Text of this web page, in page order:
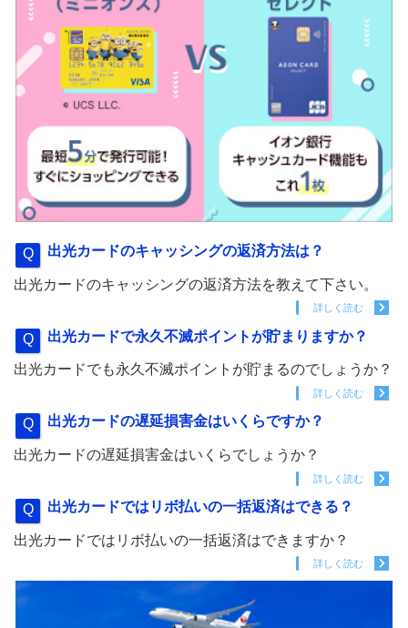
出光カードのキャッシングの返済方法は？
出光カードのキャッシングの返済方法を教えて下さい。
詳しく読む
出光カードで永久不滅ポイントが貯まりますか？
出光カードでも永久不滅ポイントが貯まるのでしょうか？
詳しく読む
出光カードの遅延損害金はいくらですか？
出光カードの遅延損害金はいくらでしょうか？
詳しく読む
出光カードではリボ払いの一括返済はできる？
出光カードではリボ払いの一括返済はできますか？
詳しく読む